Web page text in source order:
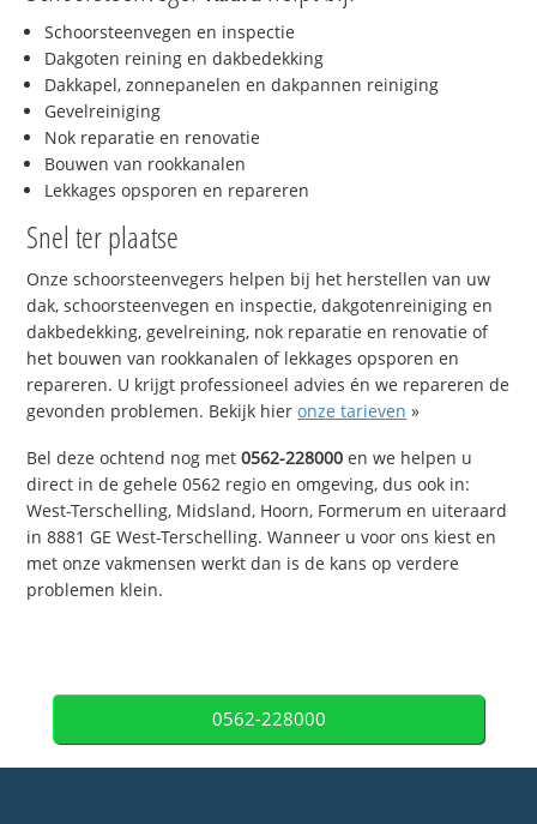
Schoorsteenvegen en inspectie
Dakgoten reining en dakbedekking
Dakkapel, zonnepanelen en dakpannen reiniging
Gevelreiniging
Nok reparatie en renovatie
Bouwen van rookkanalen
Lekkages opsporen en repareren
Snel ter plaatse
Onze schoorsteenvegers helpen bij het herstellen van uw
dak, schoorsteenvegen en inspectie, dakgotenreiniging en
dakbedekking, gevelreining, nok reparatie en renovatie of
het bouwen van rookkanalen of lekkages opsporen en
repareren. U krijgt professioneel advies én we repareren de
gevonden problemen. Bekijk hieronze tarieven »
Bel deze ochtend nog met0562-228000 en we helpen u
direct in de gehele 0562 regio en omgeving, dus ook in:
West-Terschelling, Midsland, Hoorn, Formerum en uiteraard
in 8881 GE West-Terschelling. Wanneer u voor ons kiest en
met onze vakmensen werkt dan is de kans op verdere
problemen klein.
0562-228000